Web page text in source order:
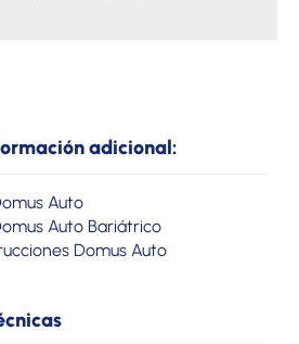
adicional:
Auto
Auto Bariátrico
Domus Auto